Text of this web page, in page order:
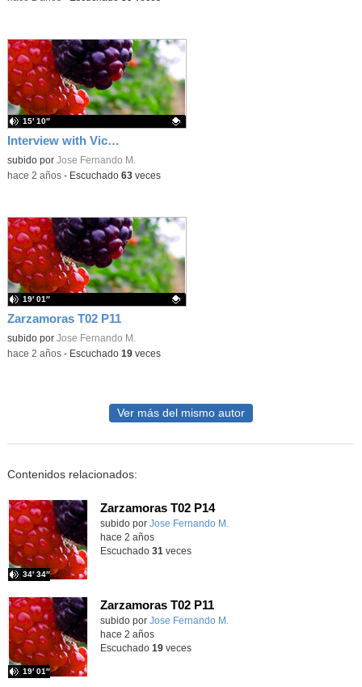
Interview with Victoria Lilly
Contenido educativo.
subido por Jose Fernando M.
15′ 10″
-hace 2 años- Escuchado 63veces
Zarzamoras T02 P11
Contenido educativo.
subido por Jose Fernando M.
19′ 01″
-hace 2 años- Escuchado 19veces
Ver más del mismo autor
Contenidos relacionados:
Zarzamoras T02 P14
Contenido educativo.
subido por Jose Fernando M.
34′ 34″
hace 2 años
Escuchado 31 veces
Zarzamoras T02 P11
Contenido educativo.
subido por Jose Fernando M.
19′ 01″
hace 2 años
Escuchado 19veces